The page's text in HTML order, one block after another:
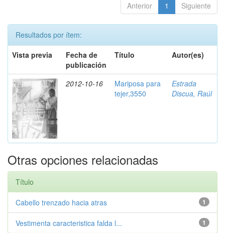
Anterior 1 Siguiente
Resultados por ítem:
Vista previa
Fecha de
publicación
Título Autor(es)
2012-10-16
Mariposa para
tejer,3550
Estrada
Discua, Raúl
Otras opciones relacionadas
Título
1
Cabello trenzado hacia atras
1
Vestimenta caracteristica falda l...